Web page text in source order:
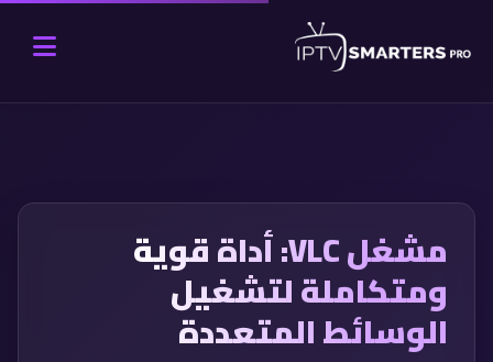
مشغل VLC: أداة قوية
ومتكاملة لتشغيل
الوسائط المتعددة